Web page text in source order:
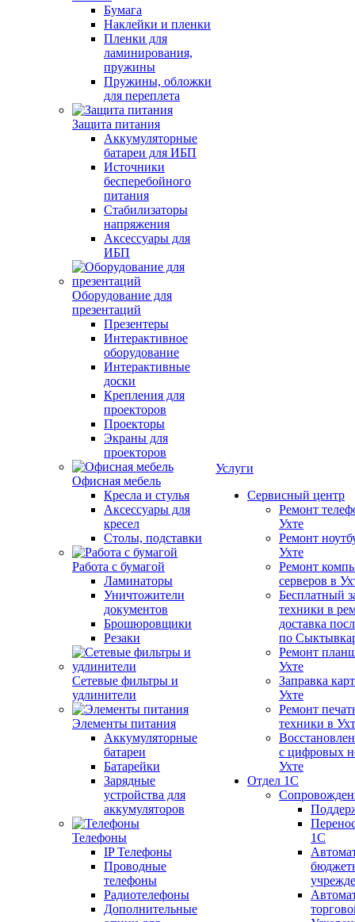
Бумага
Наклейки и пленки
Пленки для
ламинирования,
пружины
Пружины, обложки
для переплета
Защита питания
Аккумуляторные
батареи для ИБП
Источники
бесперебойного
питания
Стабилизаторы
напряжения
Аксессуары для
ИБП
Оборудование для
презентаций
Презентеры
Интерактивное
оборудование
Интерактивные
доски
Крепления для
проекторов
Проекторы
Экраны для
проекторов
Офисная мебель
Кресла и стулья
Аксессуары для
кресел
Столы, подставки
Работа с бумагой
Ламинаторы
Уничтожители
документов
Брошюровщики
Резаки
Сетевые фильтры и
удлинители
Элементы питания
Аккумуляторные
батареи
Батарейки
Зарядные
устройства для
аккумуляторов
Телефоны
IP Телефоны
Проводные
телефоны
Радиотелефоны
Дополнительные
Услуги
Сервисный центр
Ремонт
Ухте
Ремонт
Ухте
Ремонт
серверов в
Бесплатный
техники в
доставка
по
Ремонт
Ухте
Заправка
Ухте
Ремонт
техники в
с цифровых
Ухте
Отдел 1С
1С